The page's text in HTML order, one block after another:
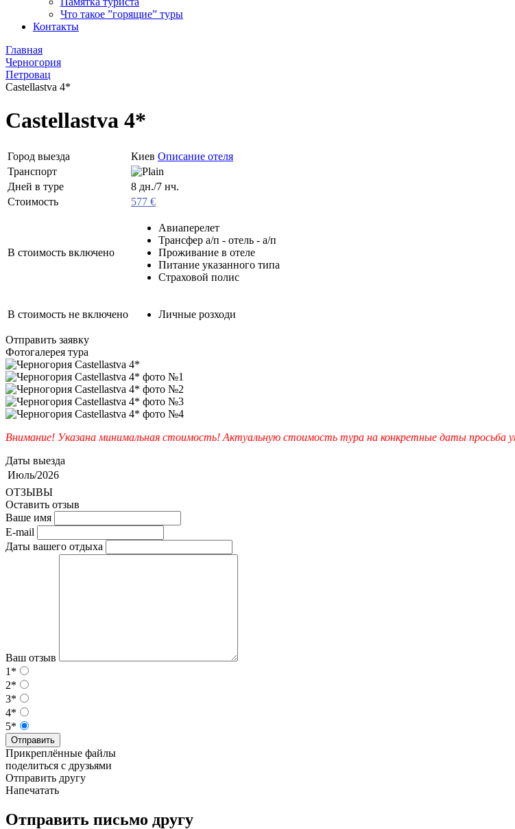
Что такое ”горящие” туры
Контакты
Главная
Черногория
Петровац
Castellastva 4*
Castellastva 4*
Город выезда Киев Описание отеля
Транспорт
Дней в туре
8 дн./7 нч.
Стоимость
577 €
В стоимость включено
Авиаперелет
Трансфер а/п - отель - а/п
Проживание в отеле
Питание указанного типа
Страховой полис
В стоимость не включено Личные розходи
Отправить заявку
Фотогалерея тура
Внимание! Указана минимальная стоимость! Актуальную стоимость тура на конкретные даты просьба
Даты выезда
Июль/2026
ОТЗЫВЫ
Оставить отзыв
Ваше имя
E-mail
Даты вашего отдыха
Ваш отзыв
1*
2*
3*
4*
5*
Отправить
Прикреплённые файлы
поделиться с друзьями
Отправить другу
Напечатать
Отправить письмо другу